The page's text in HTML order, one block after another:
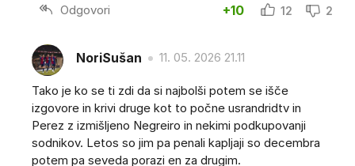
Odgovori +10 12 2
NoriSušan 11. 05. 2026 21.11
Tako je ko se ti zdi da si najbolši potem se išče
izgovore in krivi druge kot to počne usrandridtv in
Perez z izmišljeno Negreiro in nekimi podkupovanji
sodnikov. Letos so jim pa penali kapljaji so decembra
potem pa seveda porazi en za drugim.